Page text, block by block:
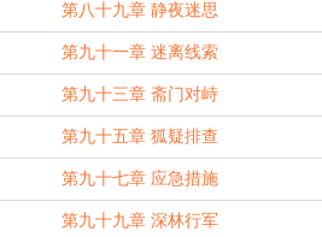
第八十九章 静夜迷思
第九十一章 迷离线索
第九十三章 斋门对峙
第九十五章 狐疑排查
第九十七章 应急措施
第九十九章 深林行军